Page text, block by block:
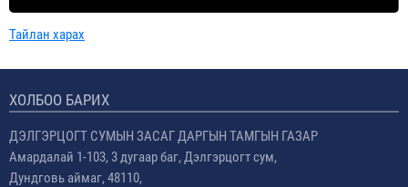
Тайлан харах
ХОЛБОО БАРИХ
ДЭЛГЭРЦОГТ СУМЫН ЗАСАГ ДАРГЫН ТАМГЫН ГАЗАР
Амардалай 1-103, 3 дугаар баг, Дэлгэрцогт сум,
Дундговь аймаг, 48110,